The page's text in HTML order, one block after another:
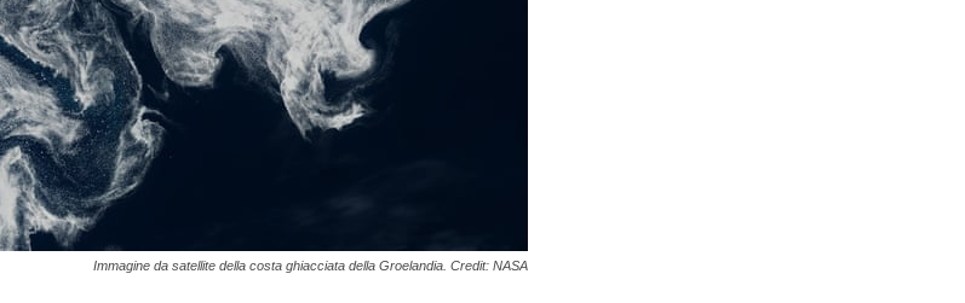
Immagine da satellite della costa ghiacciata della Groelandia. Credit: NASA